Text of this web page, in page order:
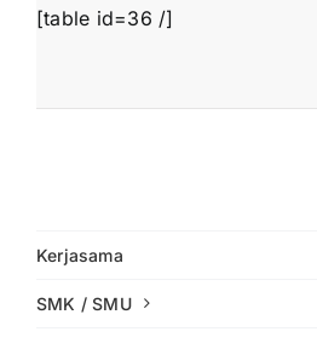
[table id=36 /]
Kerjasama
SMK / SMU